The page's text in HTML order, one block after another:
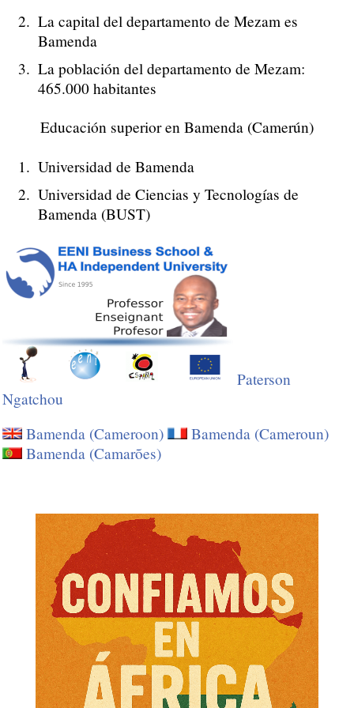
La capital del departamento de Mezam es
Bamenda
La población del departamento de Mezam:
465.000 habitantes
Educación superior en Bamenda (Camerún)
Universidad de Bamenda
Universidad de Ciencias y Tecnologías de
Bamenda (BUST)
Paterson
Ngatchou
Bamenda (Cameroon)
Bamenda (Cameroun)
Bamenda (Camarões)